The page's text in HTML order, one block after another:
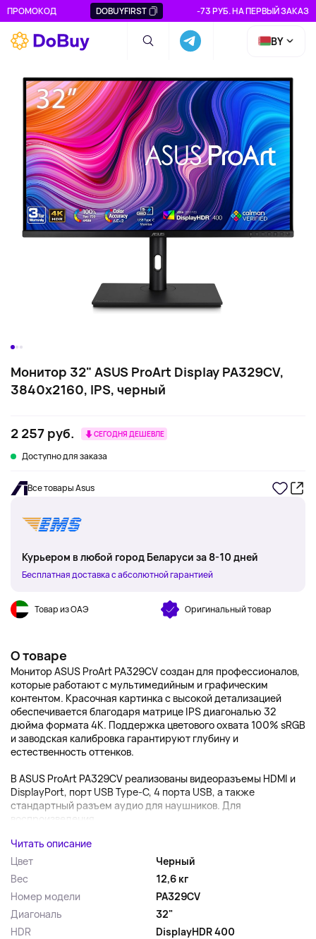
ПРОМОКОД DOBUYFIRST -73 РУБ. НА ПЕРВЫЙ ЗАКАЗ
BY
Монитор 32" ASUS ProArt Display PA329CV,
3840x2160, IPS, черный
2 257 руб. СЕГОДНЯ ДЕШЕВЛЕ
Доступно для заказа
Все товары Asus
Курьером в любой город Беларуси за 8-10 дней
Бесплатная доставка с абсолютной гарантией
Товар из ОАЭ Оригинальный товар
О товаре
Монитор ASUS ProArt PA329CV создан для профессионалов,
которые работают с мультимедийным и графическим
контентом. Красочная картинка с высокой детализацией
обеспечивается благодаря матрице IPS диагональю 32
дюйма формата 4K. Поддержка цветового охвата 100% sRGB
и заводская калибровка гарантируют глубину и
естественность оттенков.
В ASUS ProArt PA329CV реализованы видеоразъемы HDMI и
DisplayPort, порт USB Type-C, 4 порта USB, а также
стандартный разъем аудио для наушников. Для
воспроизведения...
Читать описание
Цвет
Черный
Вес
12,6 кг
Номер модели
PA329CV
Диагональ
32"
HDR
DisplayHDR 400